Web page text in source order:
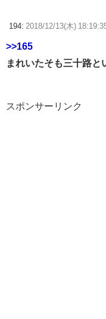
194: 2018/12/13(木)
>>165
まれいたそも三十路と
スポンサーリンク